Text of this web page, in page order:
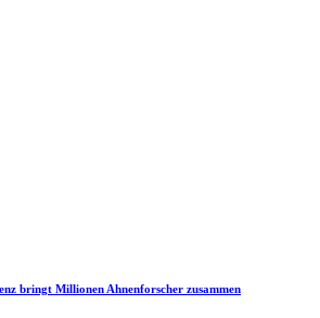
bringt Millionen Ahnenforscher zusammen